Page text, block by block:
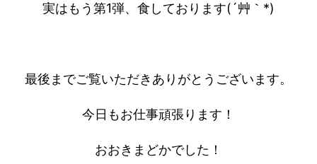
実はもう第1弾、食しております(´艸｀*)
最後までご覧いただきありがとうございます。
今日もお仕事頑張ります！
おおきまどかでした！